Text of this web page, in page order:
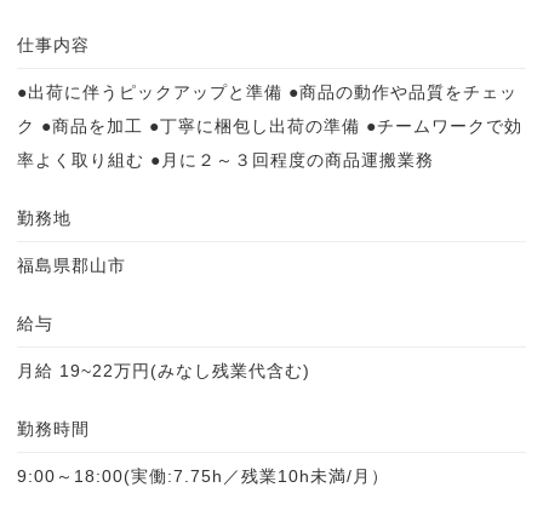
仕事内容
●出荷に伴うピックアップと準備 ●商品の動作や品質をチェッ
ク ●商品を加工 ●丁寧に梱包し出荷の準備 ●チームワークで効
率よく取り組む ●月に２～３回程度の商品運搬業務
勤務地
福島県郡山市
給与
月給 19~22万円(みなし残業代含む)
勤務時間
9:00～18:00(実働:7.75h／残業10h未満/月）